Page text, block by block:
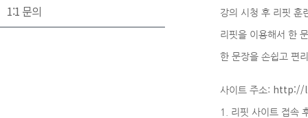
1:1 문의
강의 시청 후 리핏 훈
리핏을 이용해서 한
한 문장을 손쉽고 편
사이트 주소: http://
1. 리핏 사이트 접속